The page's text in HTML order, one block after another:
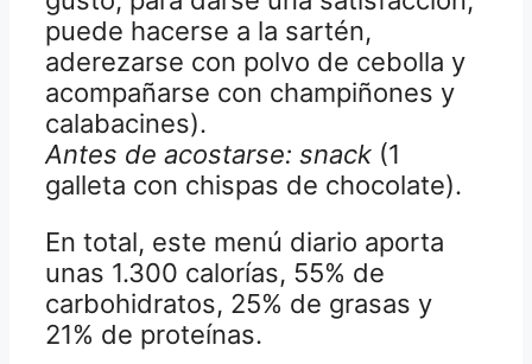
puede hacerse a la sartén,
aderezarse con polvo de cebolla y
acompañarse con champiñones y
calabacines).
Antes de acostarse: snack (1
galleta con chispas de chocolate).
En total, este menú diario aporta
unas 1.300 calorías, 55% de
carbohidratos, 25% de grasas y
21% de proteínas.